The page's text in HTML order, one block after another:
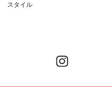
スタイル